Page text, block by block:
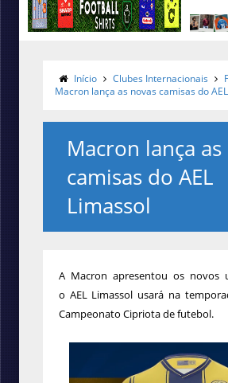
Início Clubes Internacionais
Macron lança as novas camisas do
Macron lança
camisas do ‎AEL
Limassol
A Macron apresentou os novos
o AEL Limassol usará na
Campeonato Cipriota de futebol.